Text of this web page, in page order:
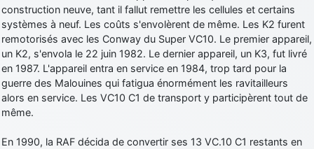
construction neuve, tant il fallut remettre les cellules et certains
systèmes à neuf. Les coûts s'envolèrent de même. Les K2 furent
remotorisés avec les Conway du Super VC10. Le premier appareil,
un K2, s'envola le 22 juin 1982. Le dernier appareil, un K3, fut livré
en 1987. L'appareil entra en service en 1984, trop tard pour la
guerre des Malouines qui fatigua énormément les ravitailleurs
alors en service. Les VC10 C1 de transport y participèrent tout de
même.
En 1990, la RAF décida de convertir ses 13 VC.10 C1 restants en